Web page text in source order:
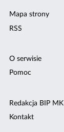
Mapa strony
RSS
O serwisie
Pomoc
Redakcja BIP MK
Kontakt